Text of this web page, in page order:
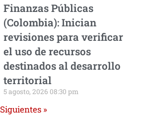
Finanzas Públicas
(Colombia): Inician
revisiones para verificar
el uso de recursos
destinados al desarrollo
territorial
5 agosto, 2026 08:30 pm
Siguientes »